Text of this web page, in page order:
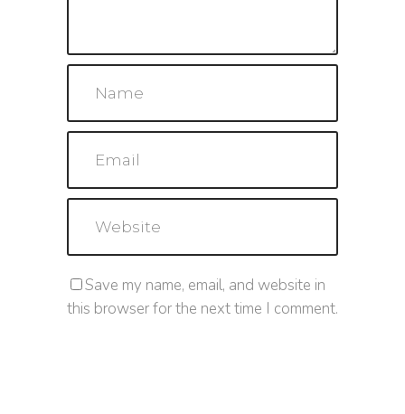
Save my name, email, and website in
this browser for the next time I comment.